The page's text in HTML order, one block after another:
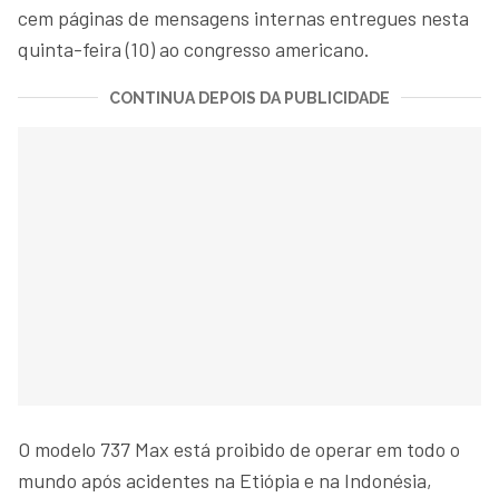
cem páginas de mensagens internas entregues nesta
quinta-feira (10) ao congresso americano.
CONTINUA DEPOIS DA PUBLICIDADE
O modelo 737 Max está proibido de operar em todo o
mundo após acidentes na Etiópia e na Indonésia,